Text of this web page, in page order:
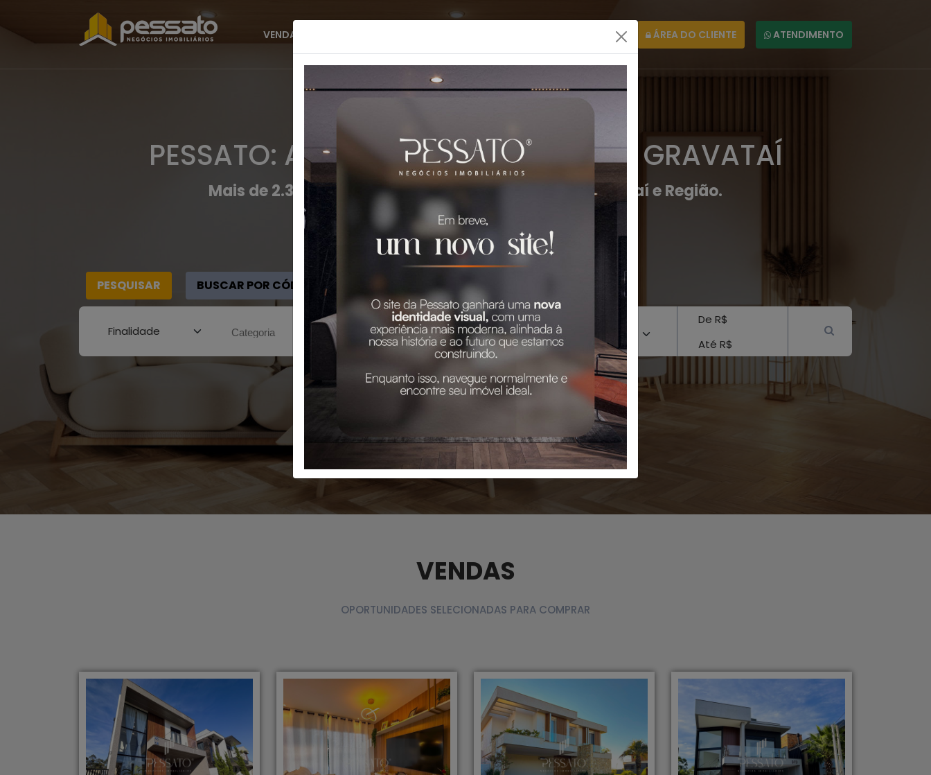
VENDAS ÁREA DO CLIENTE ATENDIMENTO
PESSATO: A MELHOR IMOBILIÁRIA EM GRAVATAÍ
Mais de 2.300 Imóveis para Venda e Aluguel em Gravataí e Região.
PESQUISAR BUSCAR POR CÓDIGO
VENDAS
OPORTUNIDADES SELECIONADAS PARA COMPRAR